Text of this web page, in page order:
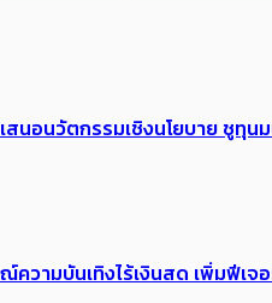
นอนวัตกรรมเชิงนโยบาย ชู
วามบันเทิงไร้เงินสด เพิ่มฟี